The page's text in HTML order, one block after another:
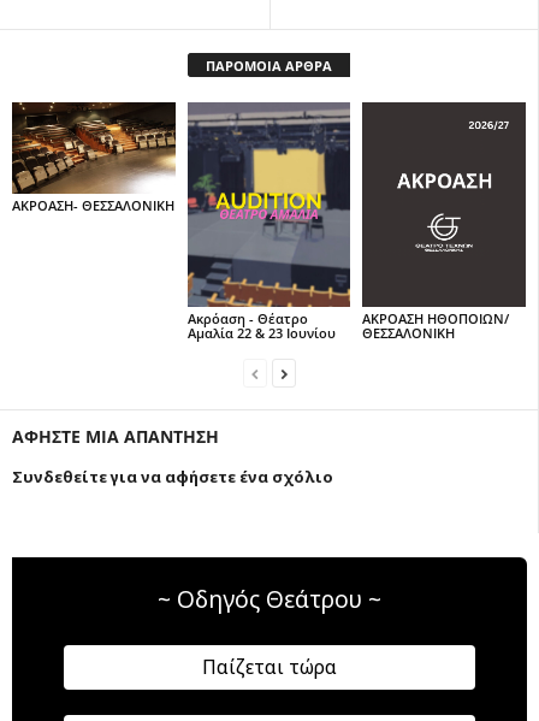
ΠΑΡΟΜΟΙΑ ΑΡΘΡΑ
ΑΚΡΟΑΣΗ- ΘΕΣΣΑΛΟΝΙΚΗ
Ακρόαση - Θέατρο
Αμαλία 22 & 23 Ιουνίου
ΑΚΡΟΑΣΗ ΗΘΟΠΟΙΩΝ/
ΘΕΣΣΑΛΟΝΙΚΗ
ΑΦΗΣΤΕ ΜΙΑ ΑΠΑΝΤΗΣΗ
Συνδεθείτε για να αφήσετε ένα σχόλιο
~ Οδηγός Θεάτρου ~
Παίζεται τώρα